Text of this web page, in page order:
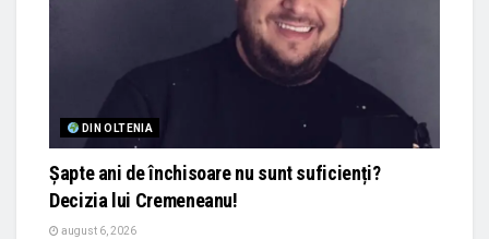
DIN OLTENIA
Șapte ani de închisoare nu sunt suficienți?
Decizia lui Cremeneanu!
august 6, 2026